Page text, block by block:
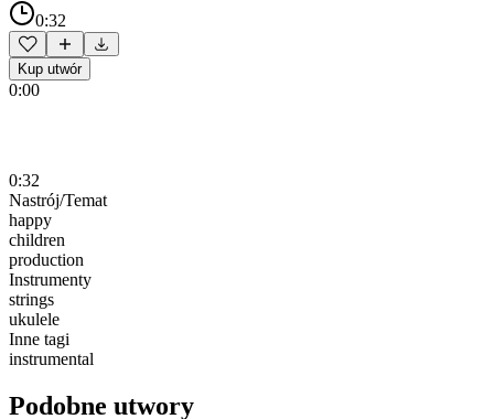
0:32
Kup utwór
0:00
0:32
Nastrój/Temat
happy
children
production
Instrumenty
strings
ukulele
Inne tagi
instrumental
Podobne utwory